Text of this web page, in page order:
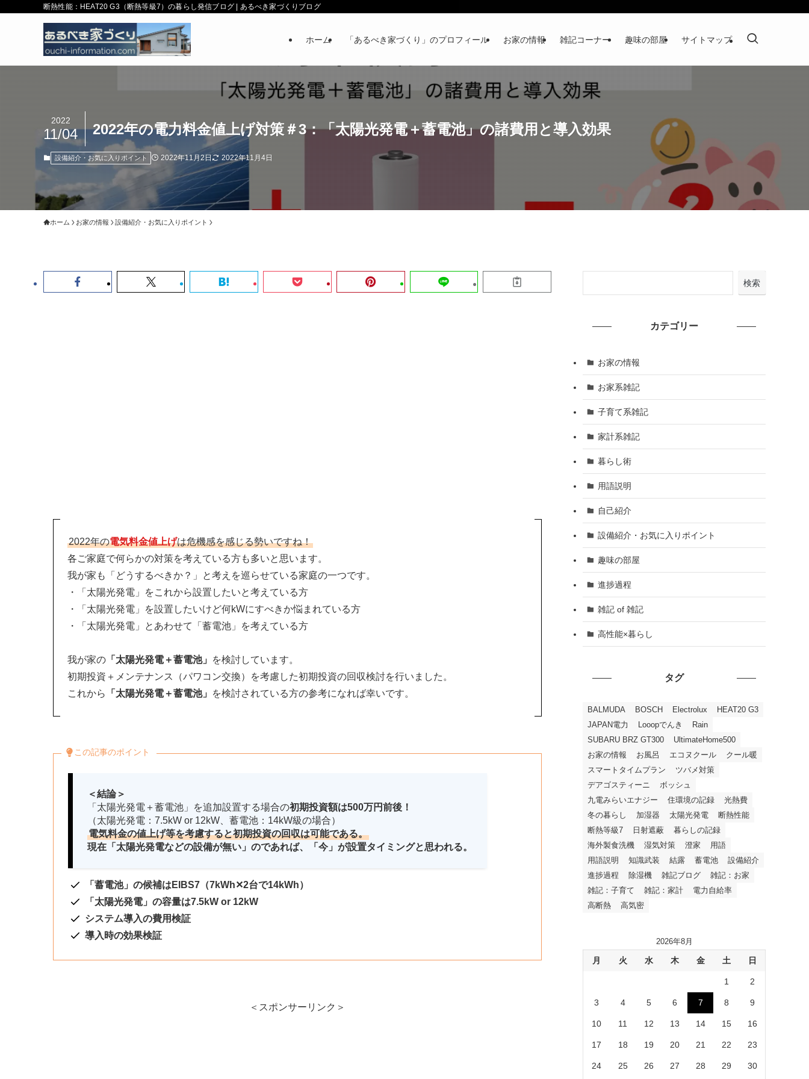
断熱性能：HEAT20 G3（断熱等級7）の暮らし発信ブログ | あるべき家づくりブログ
ホーム 「あるべき家づくり」のプロフィール お家の情報 雑記コーナー 趣味の部屋 サイトマップ
2022年の電力料金値上げ対策＃3：「太陽光発電＋蓄電池」の諸費用と導入効果
2022
11/04
設備紹介・お気に入りポイント 2022年11月2日 2022年11月4日
ホーム お家の情報 設備紹介・お気に入りポイント
2022年の電気料金値上げは危機感を感じる勢いですね！
各ご家庭で何らかの対策を考えている方も多いと思います。
我が家も「どうするべきか？」と考えを巡らせている家庭の一つです。
・「太陽光発電」をこれから設置したいと考えている方
・「太陽光発電」を設置したいけど何kWにすべきか悩まれている方
・「太陽光発電」とあわせて「蓄電池」を考えている方
我が家の 「太陽光発電＋蓄電池」
を検討しています。
初期投資＋メンテナンス（パワコン交換）を考慮した初期投資の回収検討を行いました。
これから
「太陽光発電＋蓄電池」 を検討されている方の参考になれば幸いです。
この記事のポイント
＜結論＞
「太陽光発電＋蓄電池」を追加設置する場合の初期投資額は500万円前後！
（太陽光発電：7.5kW or 12kW、蓄電池：14kW級の場合）
電気料金の値上げ等を考慮すると初期投資の回収は可能である。
現在「太陽光発電などの設備が無い」のであれば、「今」が設置タイミングと思われる。
「蓄電池」の候補はEIBS7（7kWh✕2台で14kWh）
「太陽光発電」の容量は7.5kW or 12kW
システム導入の費用検証
導入時の効果検証
＜スポンサーリンク＞
検索
カテゴリー
お家の情報
お家系雑記
子育て系雑記
家計系雑記
暮らし術
用語説明
自己紹介
設備紹介・お気に入りポイント
趣味の部屋
進捗過程
雑記 of 雑記
高性能×暮らし
タグ
BALMUDA BOSCH Electrolux
HEAT20 G3
JAPAN電力
Looopでんき
Rain
SUBARU BRZ GT300
UltimateHome500
お家の情報
お風呂 エコヌクール
クール暖
スマートタイムプラン
ツバメ対策
デアゴスティーニ
ボッシュ
九電みらいエナジー
住環境の記録
光熱費
冬の暮らし
加湿器 太陽光発電
断熱性能
断熱等級7
日射遮蔽
暮らしの記録
海外製食洗機
湿気対策 澄家
用語
用語説明
知識武装 結露 蓄電池
設備紹介
進捗過程
除湿機 雑記ブログ
雑記：お家
雑記：子育て
雑記：家計
電力自給率
高断熱
高気密
2026年8月
月 火 水 木 金 土 日
1 2
3 4 5 6 7 8 9
10 11 12 13 14 15 16
17 18 19 20 21 22 23
24 25 26 27 28 29 30